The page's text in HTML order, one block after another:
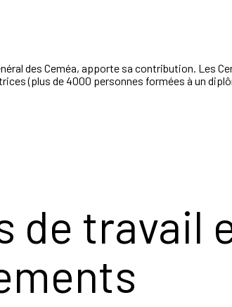
des Ceméa, apporte sa contribution. Les
(plus de 4000 personnes formées à un
de travail